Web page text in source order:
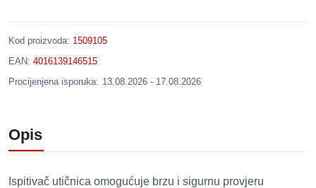
Kod proizvoda: 1509105
EAN: 4016139146515
Procijenjena isporuka: 13.08.2026 - 17.08.2026
Opis
Ispitivač utičnica omogućuje brzu i sigurnu provjeru